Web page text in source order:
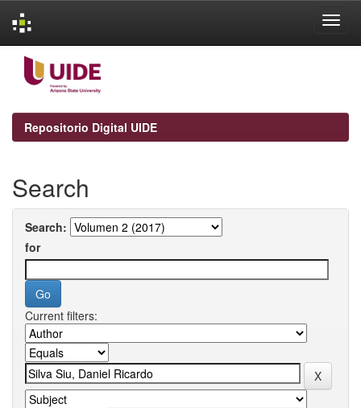
navigation
Repositorio Digital UIDE
Search
Search:
for
Current filters: